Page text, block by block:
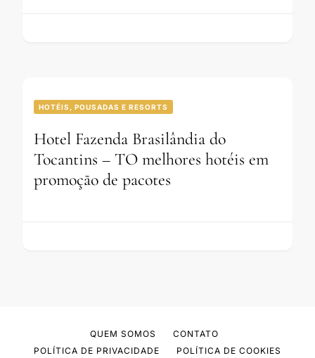
HOTÉIS, POUSADAS E RESORTS
Hotel Fazenda Brasilândia do
Tocantins – TO melhores hotéis em
promoção de pacotes
QUEM SOMOS
CONTATO
POLÍTICA DE PRIVACIDADE
POLÍTICA DE COOKIES